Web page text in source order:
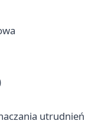
utrudnień